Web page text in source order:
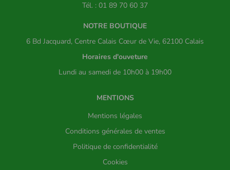
Tél. : 01 89 70 60 37
NOTRE BOUTIQUE
6 Bd Jacquard, Centre Calais Cœur de Vie, 62100 Calais
Horaires d'ouveture
Lundi au samedi de 10h00 à 19h00
MENTIONS
Mentions légales
Conditions générales de ventes
Politique de confidentialité
Cookies